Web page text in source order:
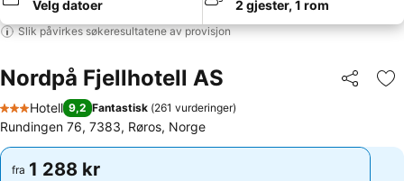
Velg datoer 2 gjester, 1 rom
Slik påvirkes søkeresultatene av provisjon
Nordpå Fjellhotell AS Del
3 Stjerner
Hotell 9,2 Fantastisk (261 vurderinger)
Rundingen 76, 7383, Røros, Norge
fra 1 288 kr
fra 1 288 kr